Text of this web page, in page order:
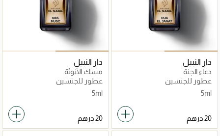
دار النبيل
دعاء الجنة
عطور للجنسين
5ml
دار النبيل
مسك الأنوثة
عطور للجنسين
5ml